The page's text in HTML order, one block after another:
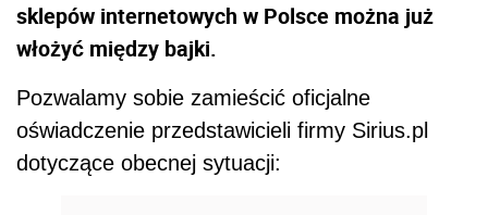
sklepów internetowych w Polsce można już
włożyć między bajki.
Pozwalamy sobie zamieścić oficjalne
oświadczenie przedstawicieli firmy Sirius.pl
dotyczące obecnej sytuacji: